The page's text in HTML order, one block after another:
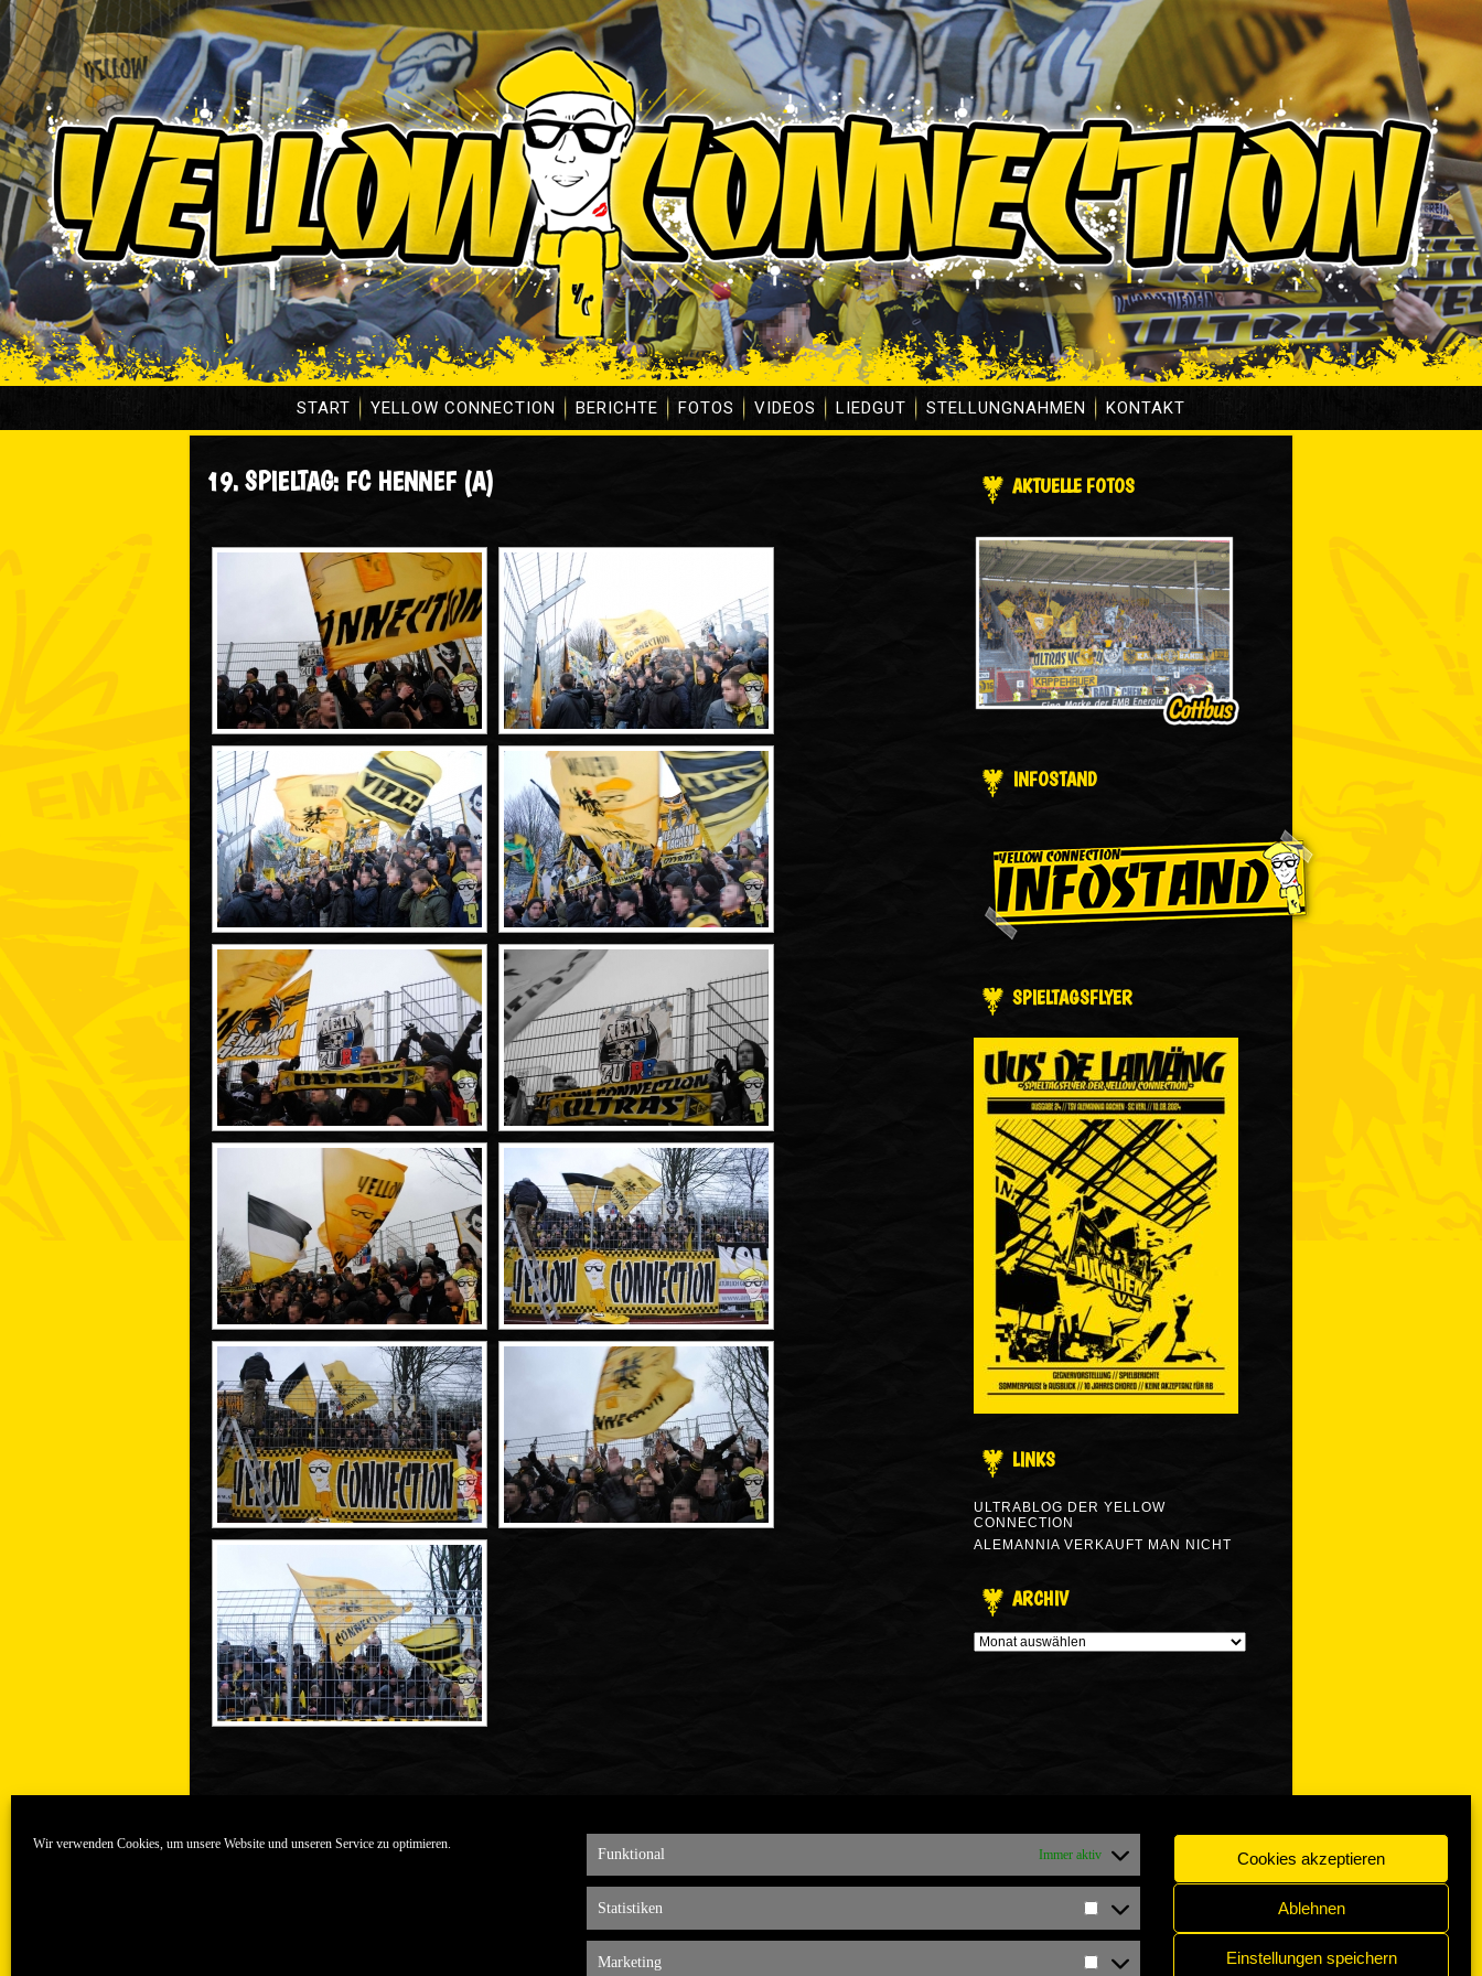
Wir verwenden Cookies, um unsere Website und unseren Service zu optimieren.
Funktional Immer aktiv
Statistiken Statistiken
Marketing Marketing
Cookies akzeptieren
Ablehnen
Einstellungen speichern
START YELLOW CONNECTION BERICHTE FOTOS VIDEOS LIEDGUT STELLUNGNAHMEN KONTAKT
19. SPIELTAG: FC HENNEF (A) AKTUELLE FOTOS
INFOSTAND
SPIELTAGSFLYER
LINKS
ULTRABLOG DER YELLOW
CONNECTION
ALEMANNIA VERKAUFT MAN NICHT
ARCHIV
ARCHIV